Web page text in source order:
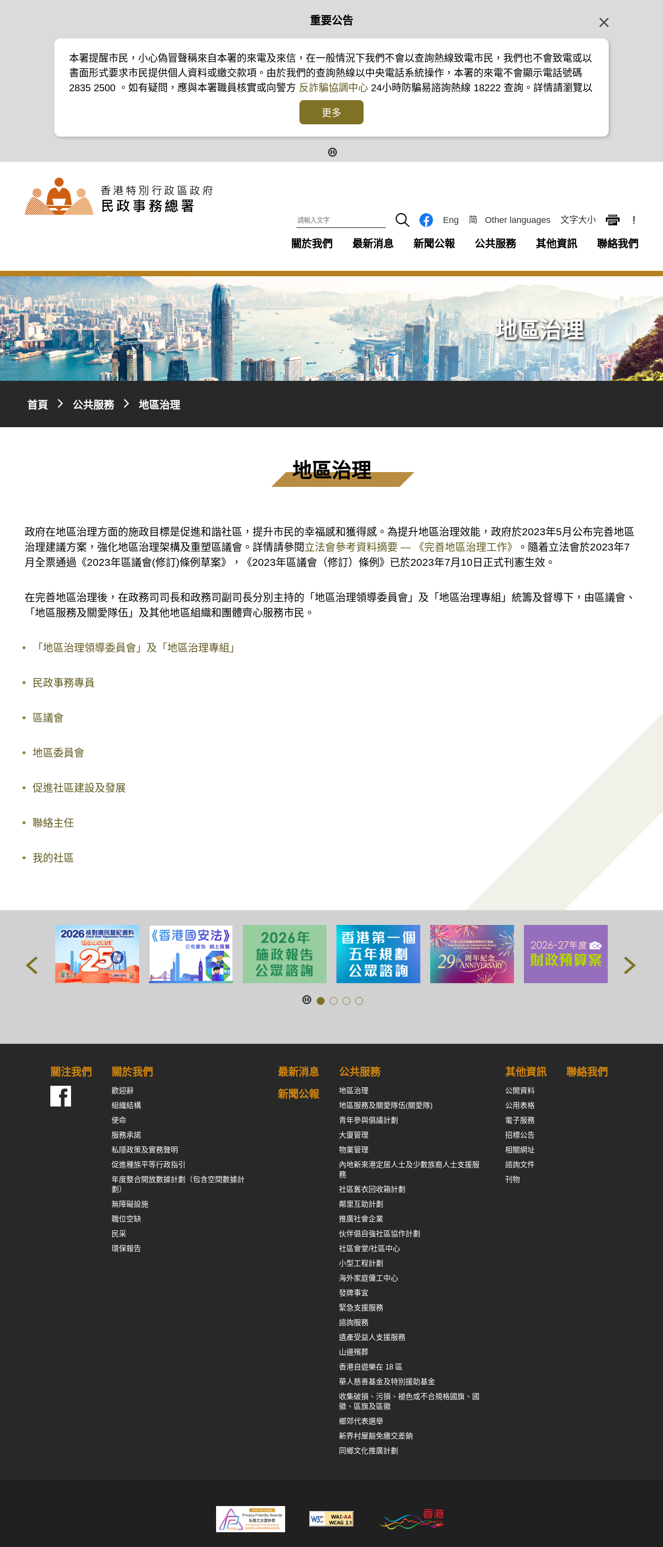
重要公告
本署提醒市民，小心偽冒聲稱來自本署的來電及來信，在一般情況下我們不會以查詢熱線致電市民，我們也不會致電或以
書面形式要求市民提供個人資料或繳交款項。由於我們的查詢熱線以中央電話系統操作，本署的來電不會顯示電話號碼
2835 2500 。如有疑問，應與本署職員核實或向警方 反詐騙協調中心 24小時防騙易諮詢熱線 18222 查詢。詳情請瀏覽以
二零一九年十月八日的新聞公報
二零一九年七月二十六日的新聞公報
二零一七年四月二十八日的新聞公報
二零一七年四月五日的新聞公報
更多
Eng 简 Other languages 文字大小 !
關於我們 最新消息 新聞公報 公共服務 其他資訊 聯絡我們
地區治理
首頁 公共服務 地區治理
地區治理
政府在地區治理方面的施政目標是促進和諧社區，提升市民的幸福感和獲得感。為提升地區治理效能，政府於2023年5月公布完善地區
治理建議方案，強化地區治理架構及重塑區議會。詳情請參閱 立法會參考資料摘要 — 《完善地區治理工作》
。隨着立法會於2023年7
月全票通過《2023年區議會(修訂)條例草案》，《2023年區議會（修訂）條例》已於2023年7月10日正式刊憲生效。
在完善地區治理後，在政務司司長和政務司副司長分別主持的「地區治理領導委員會」及「地區治理專組」統籌及督導下，由區議會、
「地區服務及關愛隊伍」及其他地區組織和團體齊心服務市民。
「地區治理領導委員會」及「地區治理專組」
民政事務專員
區議會
地區委員會
促進社區建設及發展
聯絡主任
我的社區
關注我們 關於我們
歡迎辭
組織結構
使命
服務承諾
私隱政策及實務聲明
促進種族平等行政指引
年度整合開放數據計劃（包含空間數據計
劃）
無障礙設施
職位空缺
民采
環保報告
最新消息
新聞公報
公共服務
地區治理
地區服務及關愛隊伍(關愛隊)
青年參與倡議計劃
大廈管理
物業管理
內地新來港定居人士及少數族裔人士支援服
務
社區舊衣回收箱計劃
鄰里互助計劃
推廣社會企業
伙伴倡自強社區協作計劃
社區會堂/社區中心
小型工程計劃
海外家庭傭工中心
發牌事宜
緊急支援服務
諮詢服務
遺產受益人支援服務
山邊殯葬
香港自遊樂在 18 區
華人慈善基金及特別援助基金
收集破損、污損、褪色或不合規格國旗、國
徽、區旗及區徽
鄉郊代表選舉
新界村屋豁免繳交差餉
同鄉文化推廣計劃
其他資訊
公開資料
公用表格
電子服務
招標公告
相關網址
諮詢文件
刊物
聯絡我們